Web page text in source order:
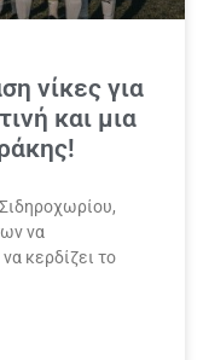
νίκες για
και μια
να
κερδίζει το